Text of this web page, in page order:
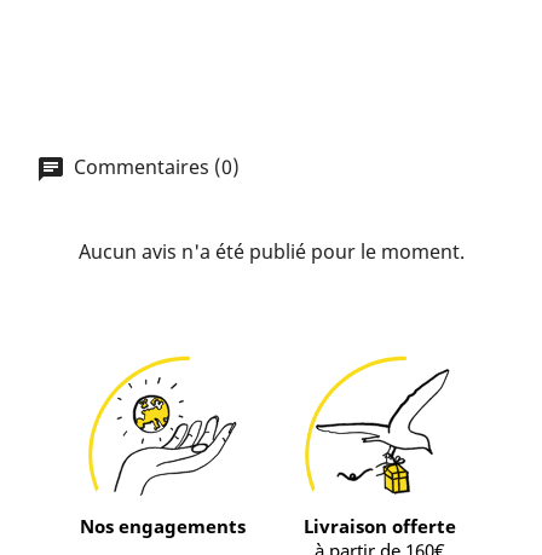
Commentaires (0)
Aucun avis n'a été publié pour le moment.
Nos engagements
Livraison offerte